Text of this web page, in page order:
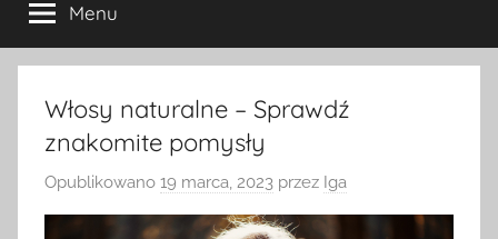
Menu
Włosy naturalne – Sprawdź
znakomite pomysły
Opublikowano 19 marca, 2023 przez Iga